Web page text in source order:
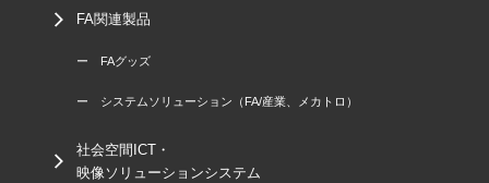
FA関連製品
ー FAグッズ
ー システムソリューション（FA/産業、メカトロ）
社会空間ICT・
映像ソリューションシステム